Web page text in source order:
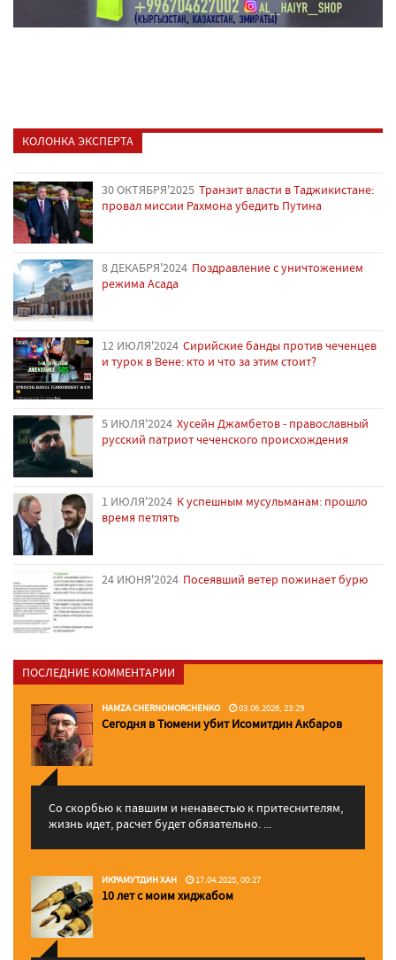
КОЛОНКА ЭКСПЕРТА
30 ОКТЯБРЯ'2025 Транзит власти в Таджикистане:
провал миссии Рахмона убедить Путина
8 ДЕКАБРЯ'2024 Поздравление с уничтожением
режима Асада
12 ИЮЛЯ'2024 Сирийские банды против чеченцев
и турок в Вене: кто и что за этим стоит?
5 ИЮЛЯ'2024 Хусейн Джамбетов - православный
русский патриот чеченского происхождения
1 ИЮЛЯ'2024 К успешным мусульманам: прошло
время петлять
24 ИЮНЯ'2024 Посеявший ветер пожинает бурю
ПОСЛЕДНИЕ КОММЕНТАРИИ
HAMZA CHERNOMORCHENKO 03.06.2026, 23:29
Сегодня в Тюмени убит Исомитдин Акбаров
Со скорбью к павшим и ненавестью к притеснителям,
жизнь идет, расчет будет обязательно. ...
ИКРАМУТДИН ХАН 17.04.2025, 00:27
10 лет с моим хиджабом